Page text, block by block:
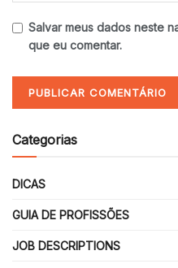
Salvar meus dados neste
que eu comentar.
Categorias
DICAS
GUIA DE PROFISSÕES
JOB DESCRIPTIONS